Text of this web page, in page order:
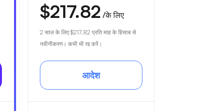
$217.82 /के लिए
2 साल के लिए $217.82 प्रति माह के हिसाब से
नवीनीकरण। कभी भी रद्द करें।
आदेश